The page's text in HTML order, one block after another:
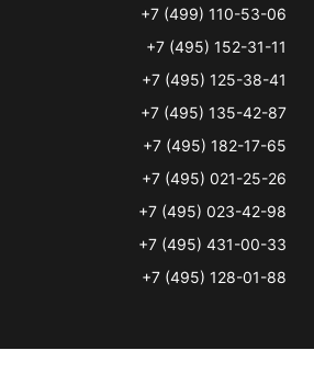
+7 (499) 110-53-06
+7 (495) 152-31-11
+7 (495) 125-38-41
+7 (495) 135-42-87
+7 (495) 182-17-65
+7 (495) 021-25-26
+7 (495) 023-42-98
+7 (495) 431-00-33
+7 (495) 128-01-88